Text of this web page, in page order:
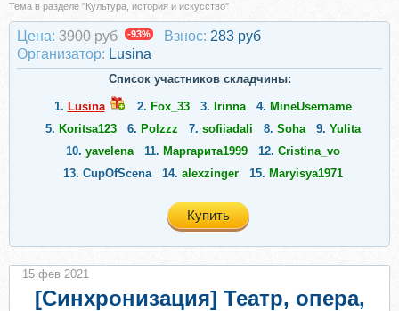
Тема в разделе "Культура, история и искусство"
Цена: 3900 руб -93% Взнос: 283 руб
Организатор: Lusina
Список участников складчины:
1. Lusina 2. Fox_33 3. Irinna 4. MineUsername
5. Koritsa123 6. Polzzz 7. sofiiadali 8. Soha 9. Yulita
10. yavelena 11. Маргарита1999 12. Cristina_vo
13. CupOfScena 14. alexzinger 15. Maryisya1971
Купить
[Синхронизация] Театр, опера,
15 фев 2021